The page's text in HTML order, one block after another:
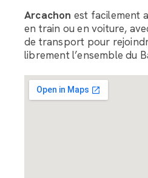
Arcachon est facilement
en train ou en voiture,
de transport pour
librement l’ensemble du